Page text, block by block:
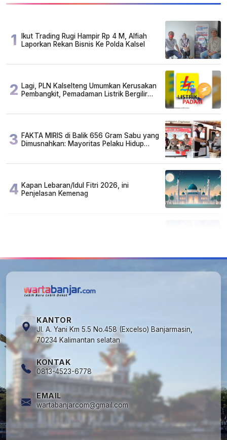
1
Ikut Trading Rugi Hampir Rp 4 M, Alfiah
Laporkan Rekan Bisnis Ke Polda Kalsel
2 Lagi, PLN Kalselteng Umumkan Kerusakan
Pembangkit, Pemadaman Listrik Bergilir
3 FAKTA MIRIS di Balik 656 Gram Sabu yang
Dimusnahkan: Mayoritas Pelaku Hidup
4 Kapan Lebaran/Idul Fitri 2026, ini
Penjelasan Kemenag
KANTOR
Jl. A. Yani Km 5.5 No.458 (Excelso) Banjarmasin,
70234 Kalimantan selatan
KONTAK
0813-4523-6778
EMAIL
wartabanjarcom@gmail.com